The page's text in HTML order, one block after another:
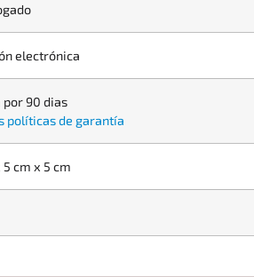
electrónica
por 90 dias
políticas de garantía
5 cm x 5 cm